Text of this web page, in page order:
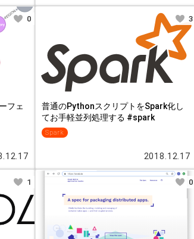
フェ
0
普通のPythonスクリプトをSpark化し
てお手軽並列処理する #spark
Spark
2018.12.17
3
1 0